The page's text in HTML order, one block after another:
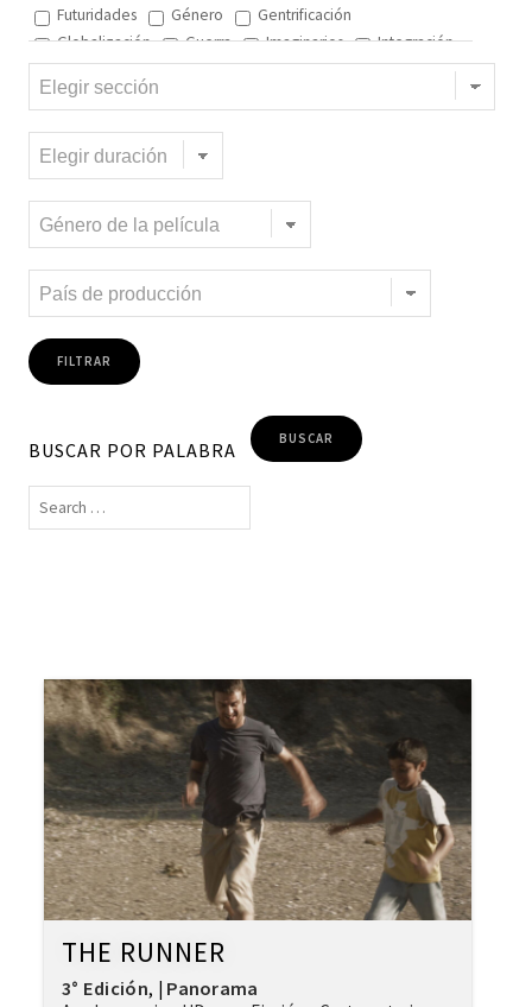
Futuridades
Género
Gentrificación
Globalización
Guerra Imaginarios
Integración
Interculturalidad
Interculturalidad en el arte
Interculturalidad en la música
Migración y DD.HH
Migración y globalización
Migración y Pueblos originarios
Migración y recursos naturales
Migración y salud
Movimiento
Mujeres
Niñez
Otredad
Pueblos Originarios
Racialidad
Refugiadxs y solicitantes de asilo
BUSCAR POR PALABRA
THE RUNNER
3° Edición, | Panorama